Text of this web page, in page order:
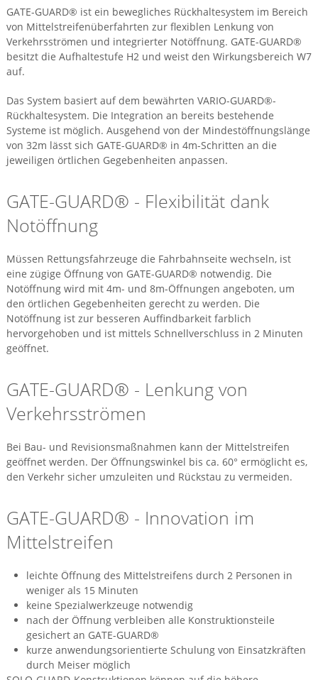
GATE-GUARD® ist ein bewegliches Rückhaltesystem im Bereich
von Mittelstreifenüberfahrten zur flexiblen Lenkung von
Verkehrsströmen und integrierter Notöffnung. GATE-GUARD®
besitzt die Aufhaltestufe H2 und weist den Wirkungsbereich W7
auf.
Das System basiert auf dem bewährten VARIO-GUARD®-
Rückhaltesystem. Die Integration an bereits bestehende
Systeme ist möglich. Ausgehend von der Mindestöffnungslänge
von 32m lässt sich GATE-GUARD® in 4m-Schritten an die
jeweiligen örtlichen Gegebenheiten anpassen.
GATE-GUARD® - Flexibilität dank
Notöffnung
Müssen Rettungsfahrzeuge die Fahrbahnseite wechseln, ist
eine zügige Öffnung von GATE-GUARD® notwendig. Die
Notöffnung wird mit 4m- und 8m-Öffnungen angeboten, um
den örtlichen Gegebenheiten gerecht zu werden. Die
Notöffnung ist zur besseren Auffindbarkeit farblich
hervorgehoben und ist mittels Schnellverschluss in 2 Minuten
geöffnet.
GATE-GUARD® - Lenkung von
Verkehrsströmen
Bei Bau- und Revisionsmaßnahmen kann der Mittelstreifen
geöffnet werden. Der Öffnungswinkel bis ca. 60° ermöglicht es,
den Verkehr sicher umzuleiten und Rückstau zu vermeiden.
GATE-GUARD® - Innovation im
Mittelstreifen
leichte Öffnung des Mittelstreifens durch 2 Personen in
weniger als 15 Minuten
keine Spezialwerkzeuge notwendig
nach der Öffnung verbleiben alle Konstruktionsteile
gesichert an GATE-GUARD®
kurze anwendungsorientierte Schulung von Einsatzkräften
durch Meiser möglich